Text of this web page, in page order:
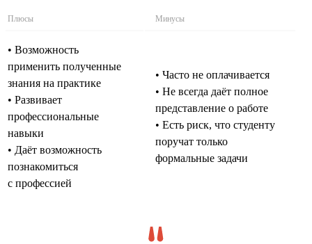
Плюсы Минусы
• Возможность
применить полученные
знания на практике
• Развивает
профессиональные
навыки
• Даёт возможность
познакомиться
с профессией
• Часто не оплачивается
• Не всегда даёт полное
представление о работе
• Есть риск, что студенту
поручат только
формальные задачи